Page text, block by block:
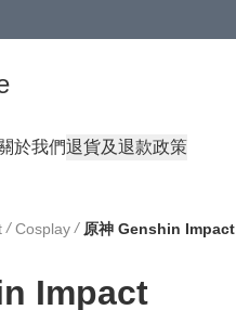
於我們退貨及退款政策
/ Cosplay / 原神 Genshin Impact
Impact